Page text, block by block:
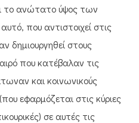
το ανώτατο ύψος των
που αντιστοιχεί στις
δημιουργηθεί στους
που κατέβαλαν τις
και κοινωνικούς
εφαρμόζεται στις κύριες
σε αυτές τις